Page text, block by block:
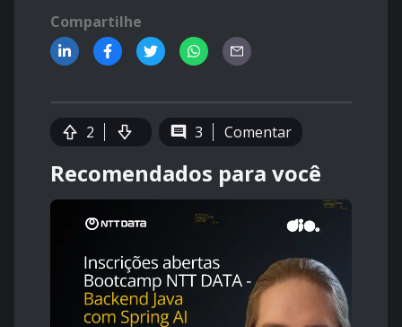
Compartilhe
2 3 Comentar
Recomendados para você